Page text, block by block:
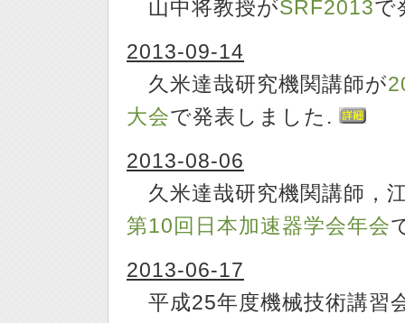
山中将教授がSRF2013で
2013-09-14
久米達哉研究機関講師が
大会で発表しました.
2013-08-06
久米達哉研究機関講師，
第10回日本加速器学会年会
2013-06-17
平成25年度機械技術講習